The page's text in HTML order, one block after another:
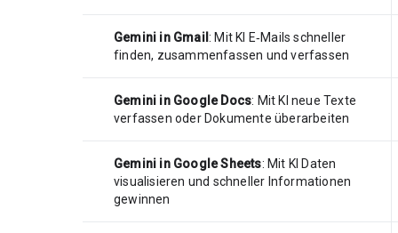
Gemini in Gmail : Mit KI E‑Mails schneller
finden, zusammenfassen und verfassen
Gemini in Google Docs: Mit KI neue Texte
verfassen oder Dokumente überarbeiten
Gemini in Google Sheets: Mit KI Daten
visualisieren und schneller Informationen
gewinnen